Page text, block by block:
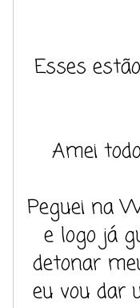
Esses
Amei
Peguei na
e logo já
detonar
eu vou dar